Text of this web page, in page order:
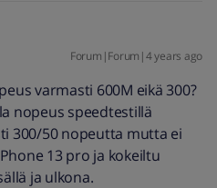
Forum|Forum|4 years ago
varmasti 600M eikä 300?
nopeus speedtestillä
300/50 nopeutta mutta ei
13 pro ja kokeiltu
ja ulkona.